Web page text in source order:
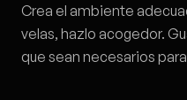
Crea el ambiente
velas, hazlo acogedor.
que sean necesarios